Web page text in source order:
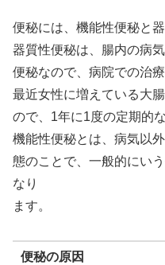
便秘には、機能性便秘と
器質性便秘は、腸内の病
便秘なので、病院での治
最近女性に増えている大
ので、1年に1度の定期的
機能性便秘とは、病気以
態のことで、一般的にい
なり
ます。
便秘の原因